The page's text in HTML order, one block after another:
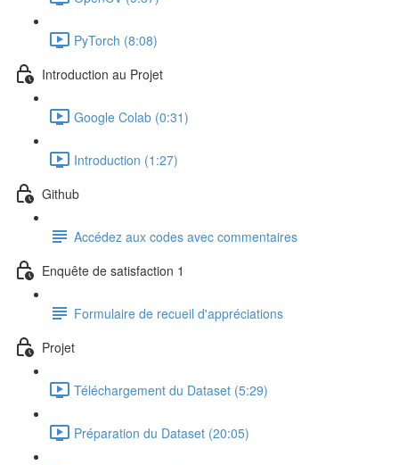
PyTorch (8:08)
Introduction au Projet
Google Colab (0:31)
Introduction (1:27)
Github
Accédez aux codes avec commentaires
Enquête de satisfaction 1
Formulaire de recueil d'appréciations
Projet
Téléchargement du Dataset (5:29)
Préparation du Dataset (20:05)